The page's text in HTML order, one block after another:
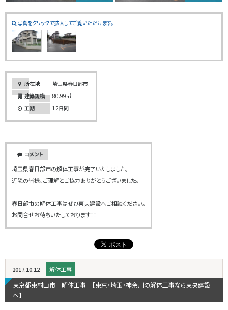
写真をクリックで拡大してご覧いただけます。
所在地
埼玉県春日部市
建築規模
80.99㎡
工期
12日間
コメント
埼玉県春日部市の解体工事が完了いたしました。
近隣の皆様、ご理解とご協力ありがとうございました。
春日部市の解体工事はぜひ東央建設へご相談ください。
お問合せお待ちいたしております！！
2017.10.12 解体工事
東京都東村山市 解体工事 【東京・埼玉・神奈川の解体工事なら東央建設
へ】